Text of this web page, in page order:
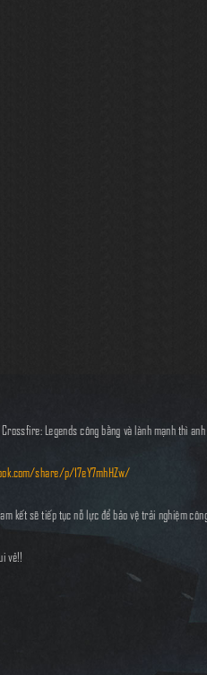
Legends công bằng và lành mạnh thì
share/p/17eY7mhHZw/
kết sẽ tiếp tục nỗ lực để bảo vệ trải nghiệm
vẻ!!